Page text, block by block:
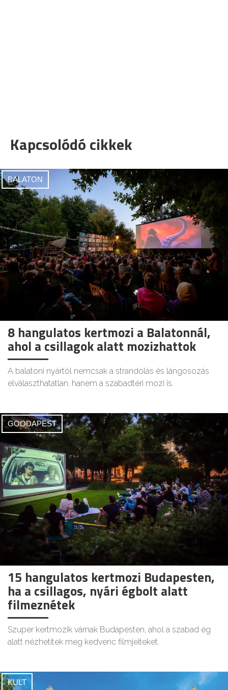
Kapcsolódó cikkek
BALATON
8 hangulatos kertmozi a Balatonnál,
ahol a csillagok alatt mozizhattok
A balatoni nyártól nemcsak a strandolás és lángosozás
elválaszthatatlan, hanem a szabadtéri mozi is.
GOODAPEST
15 hangulatos kertmozi Budapesten,
ha a csillagos, nyári égbolt alatt
filmeznétek
Szuper kertmozik várnak Budapesten, ahol a szabad ég
alatt nézhetitek meg kedvenc filmjeiteket.
KULT